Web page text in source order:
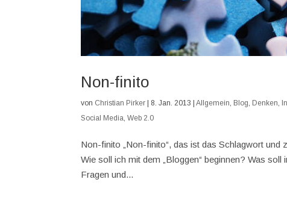
Non-finito
von Christian Pirker | 8. Jan. 2013 |Allgemein Blog Denken
Social Media ,Web 2.0
Non-finito „Non-finito“, das ist das Schlagwort
Wie soll ich mit dem „Bloggen“ beginnen? Was
Fragen und...